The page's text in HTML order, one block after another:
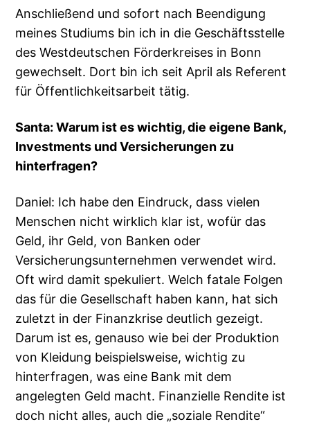
Anschließend und sofort nach Beendigung
meines Studiums bin ich in die Geschäftsstelle
des Westdeutschen Förderkreises in Bonn
gewechselt. Dort bin ich seit April als Referent
für Öffentlichkeitsarbeit tätig.
Santa: Warum ist es wichtig, die eigene Bank,
Investments und Versicherungen zu
hinterfragen?
Daniel: Ich habe den Eindruck, dass vielen
Menschen nicht wirklich klar ist, wofür das
Geld, ihr Geld, von Banken oder
Versicherungsunternehmen verwendet wird.
Oft wird damit spekuliert. Welch fatale Folgen
das für die Gesellschaft haben kann, hat sich
zuletzt in der Finanzkrise deutlich gezeigt.
Darum ist es, genauso wie bei der Produktion
von Kleidung beispielsweise, wichtig zu
hinterfragen, was eine Bank mit dem
angelegten Geld macht. Finanzielle Rendite ist
doch nicht alles, auch die „soziale Rendite“